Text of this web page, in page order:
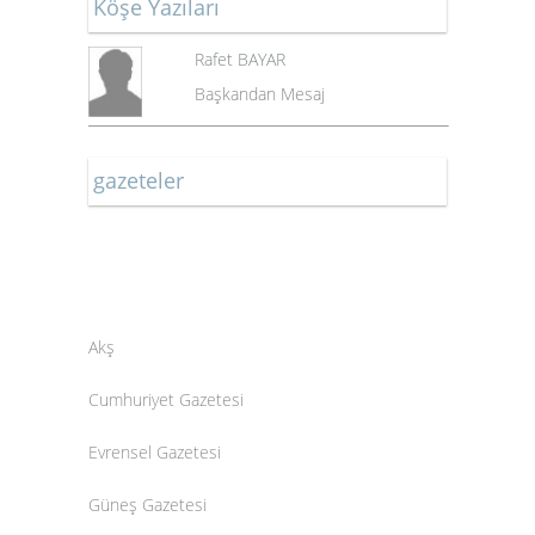
Köşe Yazıları
Rafet BAYAR
Başkandan Mesaj
gazeteler
Akş
Cumhuriyet Gazetesi
Evrensel Gazetesi
Güneş Gazetesi